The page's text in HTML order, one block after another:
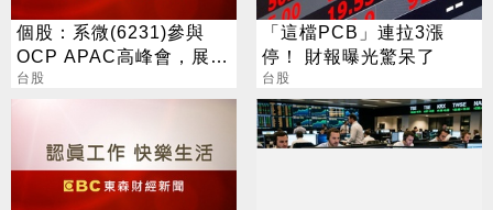
個股：系微(6231)參與
OCP APAC高峰會，展示
OpenBMC中AI機櫃遙測
台股
「這檔PCB」連拉3漲
停！ 財報曝光驚呆了
台股